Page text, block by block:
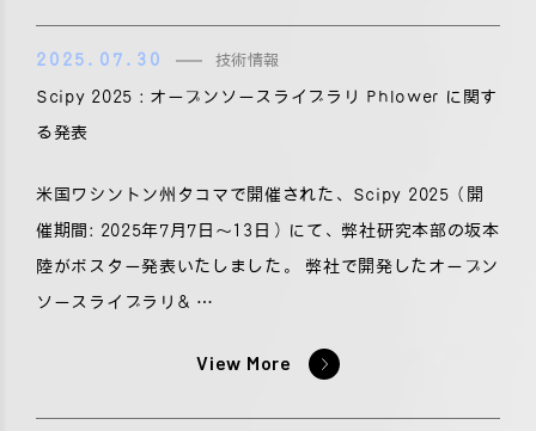
2025.07.30 技術情報
Scipy 2025 : オープンソースライブラリ Phlower に関す
る発表
米国ワシントン州タコマで開催された、Scipy 2025（開
催期間: 2025年7月7日〜13日）にて、弊社研究本部の坂本
陸がポスター発表いたしました。 弊社で開発したオープン
ソースライブラリ& …
View More